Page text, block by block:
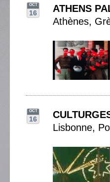
OCT
16
ATHENS
Athènes,
OCT
16
Lisbonne,